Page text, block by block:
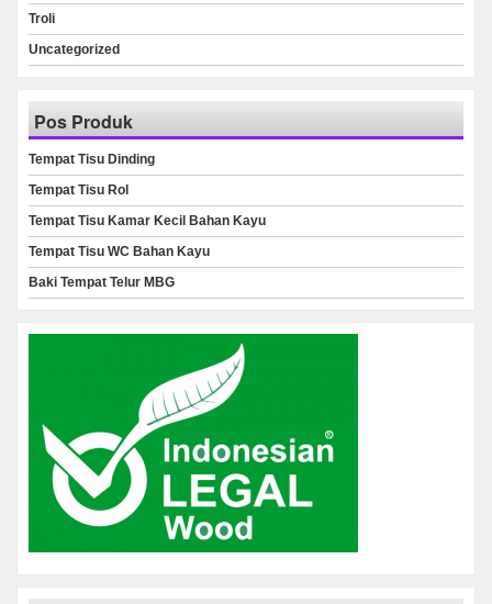
Troli
Uncategorized
Pos Produk
Tempat Tisu Dinding
Tempat Tisu Rol
Tempat Tisu Kamar Kecil Bahan Kayu
Tempat Tisu WC Bahan Kayu
Baki Tempat Telur MBG